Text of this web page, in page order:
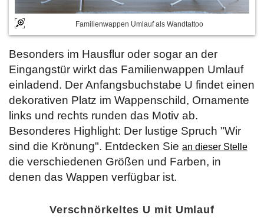
Familienwappen Umlauf als Wandtattoo
Besonders im Hausflur oder sogar an der
Eingangstür wirkt das Familienwappen Umlauf
einladend. Der Anfangsbuchstabe U findet einen
dekorativen Platz im Wappenschild, Ornamente
links und rechts runden das Motiv ab.
Besonderes Highlight: Der lustige Spruch "Wir
sind die Krönung". Entdecken Sie an dieser Stelle
die verschiedenen Größen und Farben, in
denen das Wappen verfügbar ist.
Verschnörkeltes U mit Umlauf